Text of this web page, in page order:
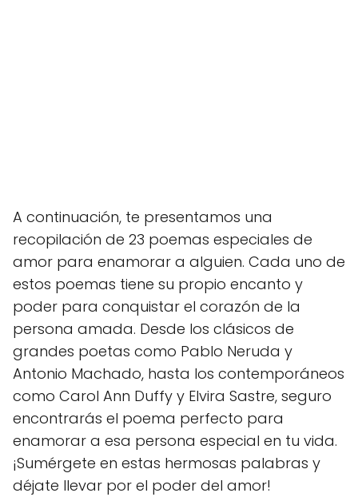
A continuación, te presentamos una
recopilación de 23 poemas especiales de
amor para enamorar a alguien. Cada uno de
estos poemas tiene su propio encanto y
poder para conquistar el corazón de la
persona amada. Desde los clásicos de
grandes poetas como Pablo Neruda y
Antonio Machado, hasta los contemporáneos
como Carol Ann Duffy y Elvira Sastre, seguro
encontrarás el poema perfecto para
enamorar a esa persona especial en tu vida.
¡Sumérgete en estas hermosas palabras y
déjate llevar por el poder del amor!